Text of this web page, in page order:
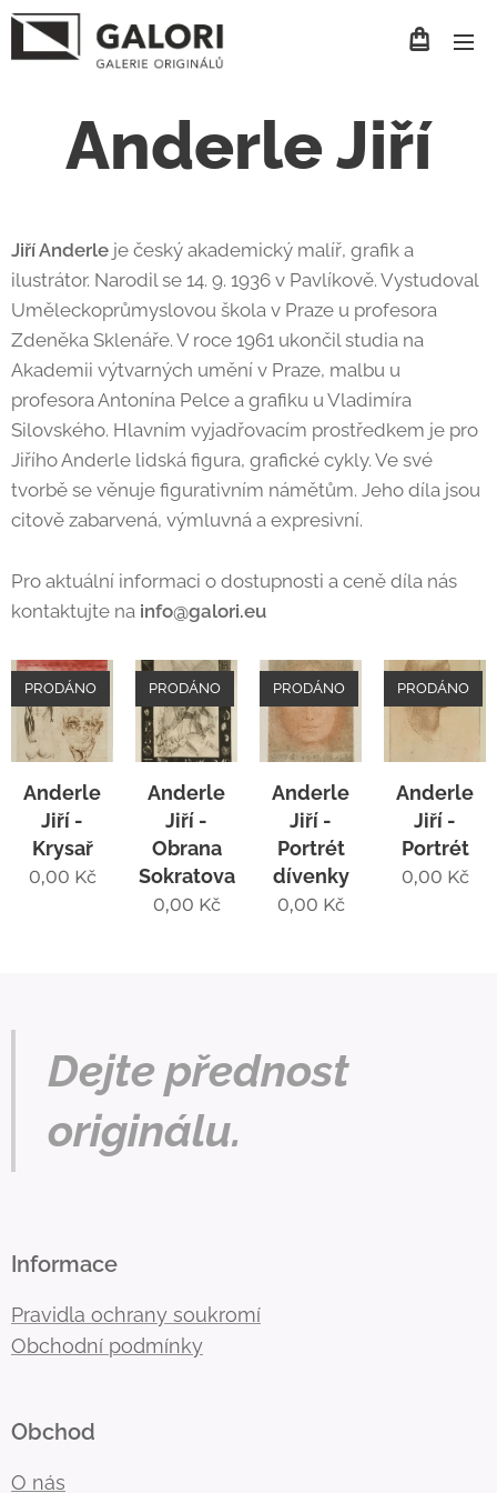
Anderle Jiří
Jiří Anderle je český akademický malíř, grafik a
ilustrátor. Narodil se 14. 9. 1936 v Pavlíkově. Vystudoval
Uměleckoprůmyslovou škola v Praze u profesora
Zdeněka Sklenáře. V roce 1961 ukončil studia na
Akademii výtvarných umění v Praze, malbu u
profesora Antonína Pelce a grafiku u Vladimíra
Silovského. Hlavním vyjadřovacím prostředkem je pro
Jiřího Anderle lidská figura, grafické cykly. Ve své
tvorbě se věnuje figurativním námětům. Jeho díla jsou
citově zabarvená, výmluvná a expresivní.
Pro aktuální informaci o dostupnosti a ceně díla nás
kontaktujte na info@galori.eu
Anderle
Jiří -
Krysař
PRODÁNO
0,00 Kč
Anderle
Jiří -
Obrana
Sokratova
PRODÁNO
0,00 Kč
Anderle
Jiří -
Portrét
dívenky
PRODÁNO
0,00 Kč
Anderle
Jiří -
Portrét
PRODÁNO
0,00 Kč
Dejte přednost
originálu.
Informace
Pravidla ochrany soukromí
Obchodní podmínky
Obchod
O nás